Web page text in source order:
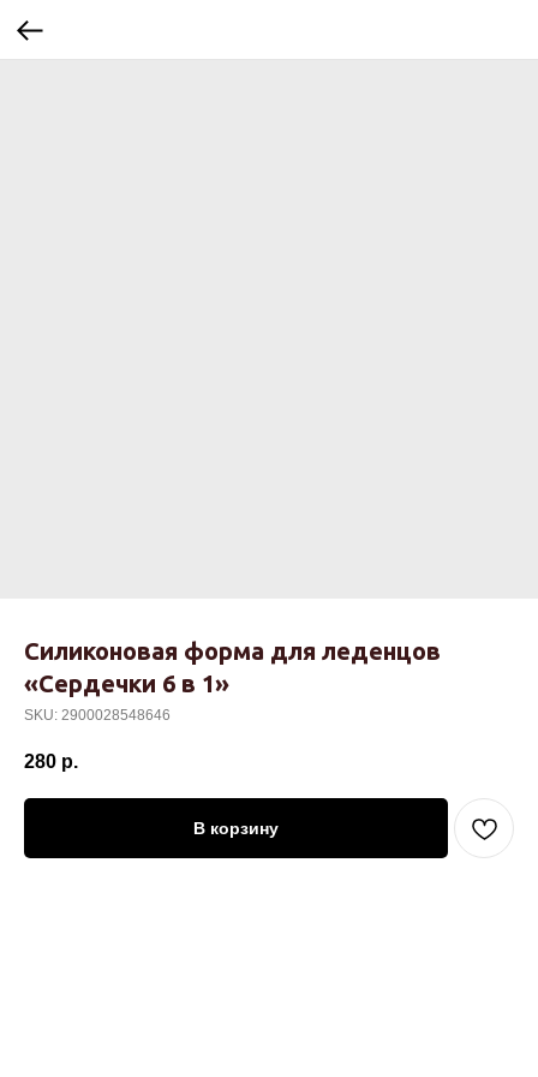
Силиконовая форма для леденцов
«Сердечки 6 в 1»
SKU: 2900028548646
280 р.
В корзину